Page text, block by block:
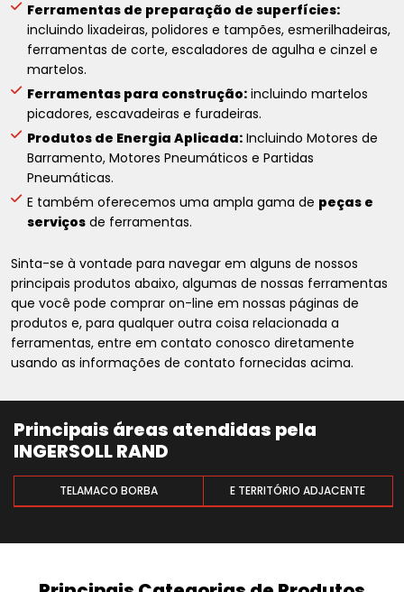
Ferramentas de preparação de superfícies:
incluindo lixadeiras, polidores e tampões, esmerilhadeiras,
ferramentas de corte, escaladores de agulha e cinzel e
martelos.
Ferramentas para construção: incluindo martelos
picadores, escavadeiras e furadeiras.
Produtos de Energia Aplicada: Incluindo Motores de
Barramento, Motores Pneumáticos e Partidas
Pneumáticas.
E também oferecemos uma ampla gama de peças e
serviços de ferramentas.
Sinta-se à vontade para navegar em alguns de nossos
principais produtos abaixo, algumas de nossas ferramentas
que você pode comprar on-line em nossas páginas de
produtos e, para qualquer outra coisa relacionada a
ferramentas, entre em contato conosco diretamente
usando as informações de contato fornecidas acima.
Principais áreas atendidas pela
INGERSOLL RAND
TELAMACO BORBA E TERRITÓRIO ADJACENTE